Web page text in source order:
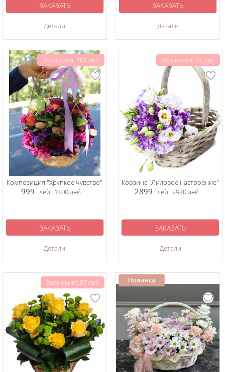
Детали
ЗАКАЗАТЬ
Детали
ЗАКАЗАТЬ
Экономия: 101 лей
Композиция "Хрупкое чувство"
999 лей 1100лей
Детали
ЗАКАЗАТЬ
Экономия: 71 лей
Корзина "Лиловое настроение"
2899 лей 2970лей
Детали
ЗАКАЗАТЬ
Экономия: 87 лей